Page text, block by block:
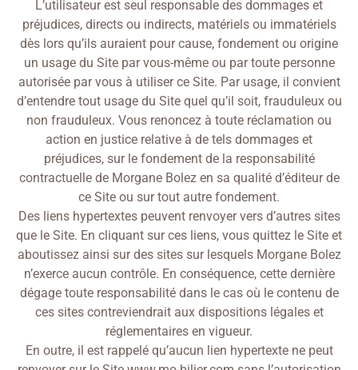
L’utilisateur est seul responsable des dommages et
préjudices, directs ou indirects, matériels ou immatériels
dès lors qu’ils auraient pour cause, fondement ou origine
un usage du Site par vous-même ou par toute personne
autorisée par vous à utiliser ce Site. Par usage, il convient
d’entendre tout usage du Site quel qu’il soit, frauduleux ou
non frauduleux. Vous renoncez à toute réclamation ou
action en justice relative à de tels dommages et
préjudices, sur le fondement de la responsabilité
contractuelle de Morgane Bolez en sa qualité d’éditeur de
ce Site ou sur tout autre fondement.
Des liens hypertextes peuvent renvoyer vers d’autres sites
que le Site. En cliquant sur ces liens, vous quittez le Site et
aboutissez ainsi sur des sites sur lesquels Morgane Bolez
n’exerce aucun contrôle. En conséquence, cette dernière
dégage toute responsabilité dans le cas où le contenu de
ces sites contreviendrait aux dispositions légales et
réglementaires en vigueur.
En outre, il est rappelé qu’aucun lien hypertexte ne peut